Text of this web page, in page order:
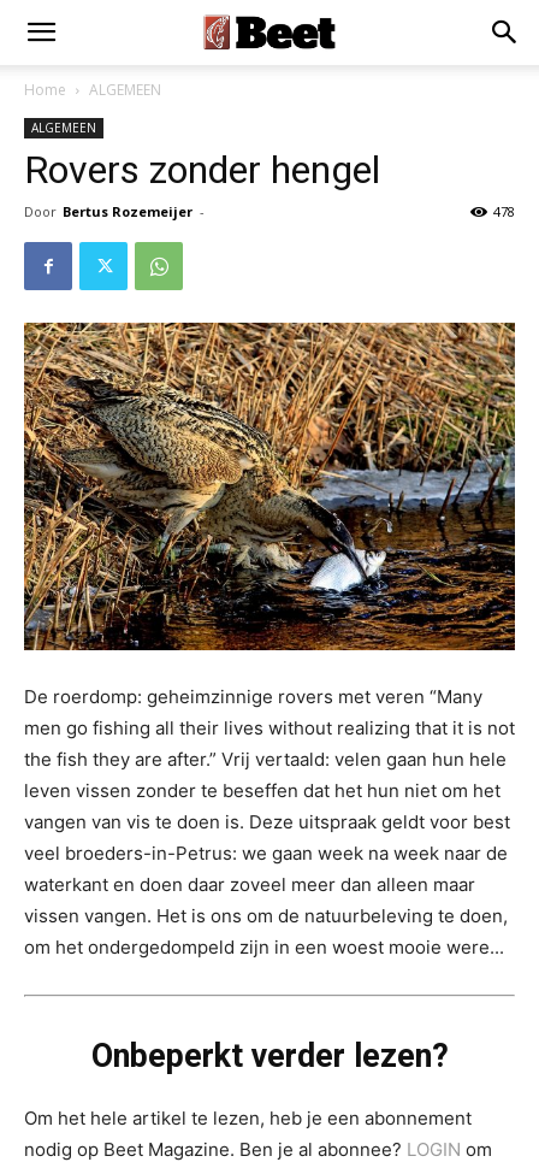
Home ALGEMEEN
ALGEMEEN
Rovers zonder hengel
Door Bertus Rozemeijer - 478
De roerdomp: geheimzinnige rovers met veren “Many
men go fishing all their lives without realizing that it is not
the fish they are after.” Vrij vertaald: velen gaan hun hele
leven vissen zonder te beseffen dat het hun niet om het
vangen van vis te doen is. Deze uitspraak geldt voor best
veel broeders-in-Petrus: we gaan week na week naar de
waterkant en doen daar zoveel meer dan alleen maar
vissen vangen. Het is ons om de natuurbeleving te doen,
om het ondergedompeld zijn in een woest mooie were...
Onbeperkt verder lezen?
Om het hele artikel te lezen, heb je een abonnement
nodig op Beet Magazine. Ben je al abonnee? LOGIN om